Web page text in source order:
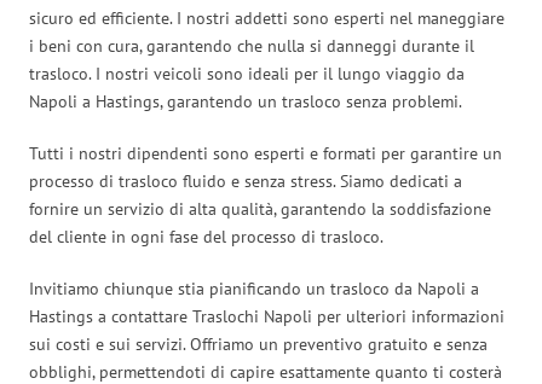
sicuro ed efficiente. I nostri addetti sono esperti nel maneggiare
i beni con cura, garantendo che nulla si danneggi durante il
trasloco. I nostri veicoli sono ideali per il lungo viaggio da
Napoli a Hastings, garantendo un trasloco senza problemi.
Tutti i nostri dipendenti sono esperti e formati per garantire un
processo di trasloco fluido e senza stress. Siamo dedicati a
fornire un servizio di alta qualità, garantendo la soddisfazione
del cliente in ogni fase del processo di trasloco.
Invitiamo chiunque stia pianificando un trasloco da Napoli a
Hastings a contattare Traslochi Napoli per ulteriori informazioni
sui costi e sui servizi. Offriamo un preventivo gratuito e senza
obblighi, permettendoti di capire esattamente quanto ti costerà